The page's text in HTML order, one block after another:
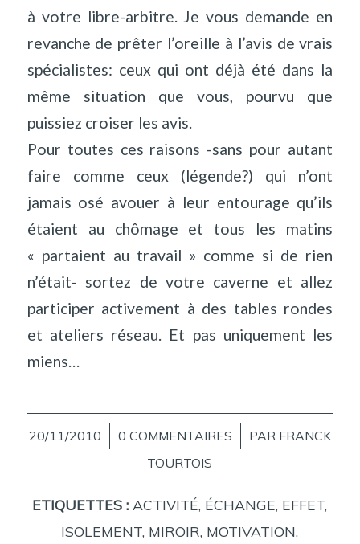
à votre libre-arbitre. Je vous demande en
revanche de prêter l’oreille à l’avis de vrais
spécialistes: ceux qui ont déjà été dans la
même situation que vous, pourvu que
puissiez croiser les avis.
Pour toutes ces raisons -sans pour autant
faire comme ceux (légende?) qui n’ont
jamais osé avouer à leur entourage qu’ils
étaient au chômage et tous les matins
« partaient au travail » comme si de rien
n’était- sortez de votre caverne et allez
participer activement à des tables rondes
et ateliers réseau. Et pas uniquement les
miens…
20/11/2010
/ 0 COMMENTAIRES
/ PAR FRANCK
TOURTOIS
ETIQUETTES : ACTIVITÉ, ÉCHANGE, EFFET,
ISOLEMENT, MIROIR, MOTIVATION,